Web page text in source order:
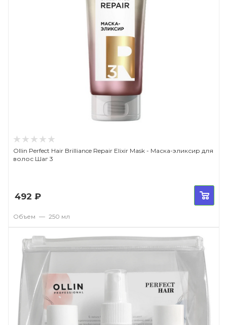
Ollin Perfect Hair Brilliance Repair Elixir Mask - Маска-эликсир для
волос Шаг 3
492 ₽
Объем — 250 мл